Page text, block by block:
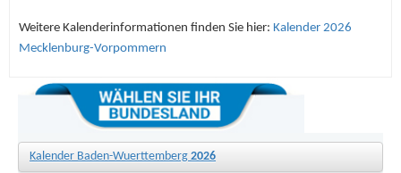
Weitere Kalenderinformationen finden Sie hier: Kalender 2026
Mecklenburg-Vorpommern
Kalender Baden-Wuerttemberg 2026